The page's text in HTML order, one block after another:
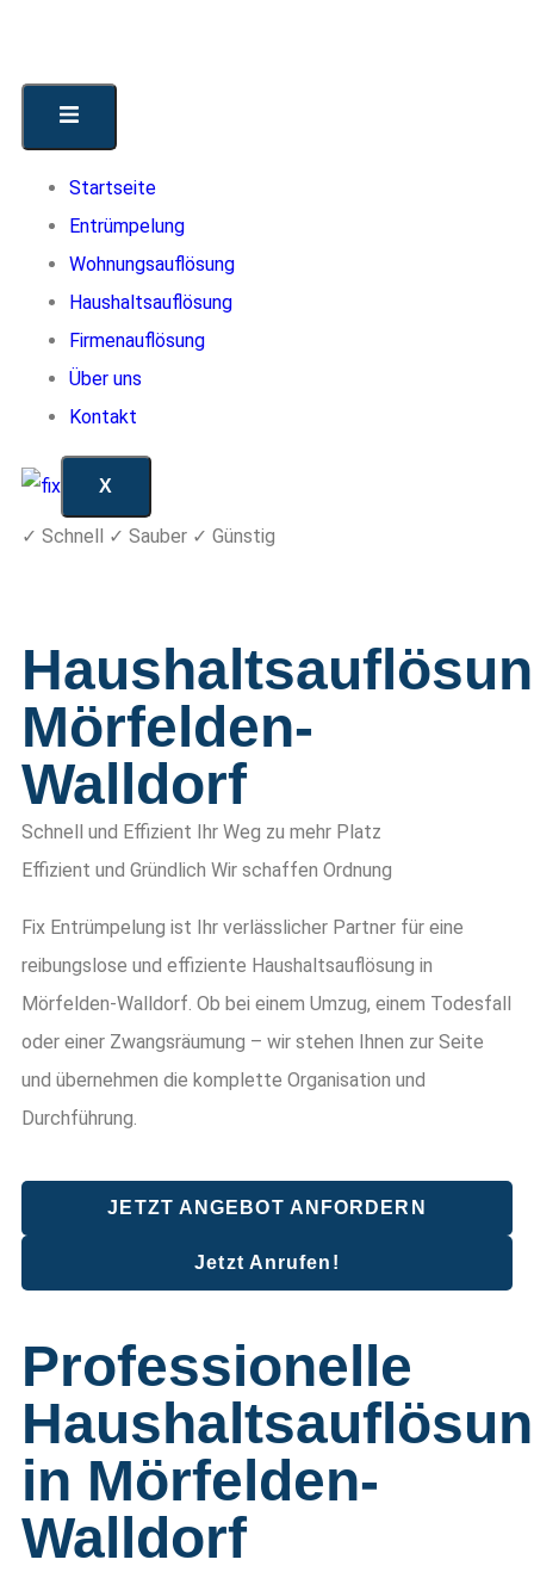
Startseite
Entrümpelung
Wohnungsauflösung
Haushaltsauflösung
Firmenauflösung
Über uns
Kontakt
X
✓ Schnell ✓ Sauber ✓ Günstig
Mörfelden-
Walldorf
Schnell und Effizient
Ihr Weg zu mehr Platz
Effizient und Gründlich Wir schaffen Ordnung
Fix Entrümpelung ist Ihr verlässlicher Partner für eine
reibungslose und effiziente Haushaltsauflösung in
Mörfelden-Walldorf. Ob bei einem Umzug, einem Todesfall
oder einer Zwangsräumung – wir stehen Ihnen zur Seite
und übernehmen die komplette Organisation und
Durchführung.
JETZT ANGEBOT ANFORDERN
Jetzt Anrufen!
Professionelle
in Mörfelden-
Walldorf